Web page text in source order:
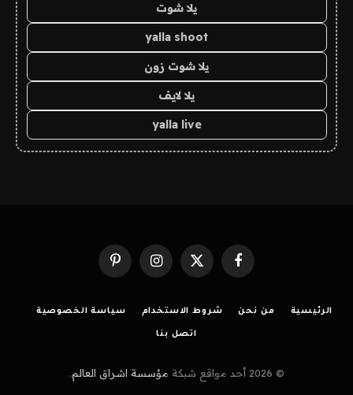
يلا شوت
yalla shoot
يلا شوت زون
يلا لايف
yalla live
فيسبوك X
(Twitter)
الانستغرامبينتيريست
الرئيسية من نحن شروط الاستخدام سياسة الخصوصية
اتصل بنا
© 2026 أحد مواقع شبكة مؤسسة اشراق العالم.